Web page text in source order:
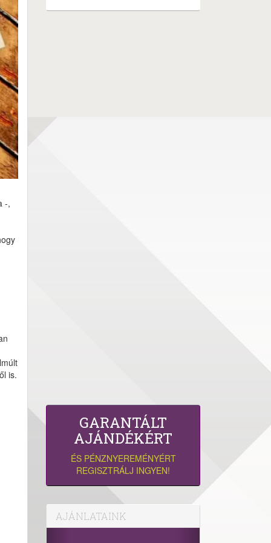
-,
is.
GARANTÁLT
AJÁNDÉKÉRT
ÉS PÉNZNYEREMÉNYÉRT
REGISZTRÁLJ INGYEN!
AJÁNLATAINK